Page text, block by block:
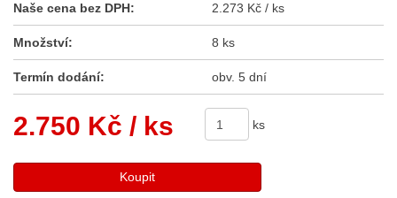
Naše cena bez DPH: 2.273 Kč / ks
Množství: 8 ks
Termín dodání: obv. 5 dní
2.750 Kč / ks ks
Koupit